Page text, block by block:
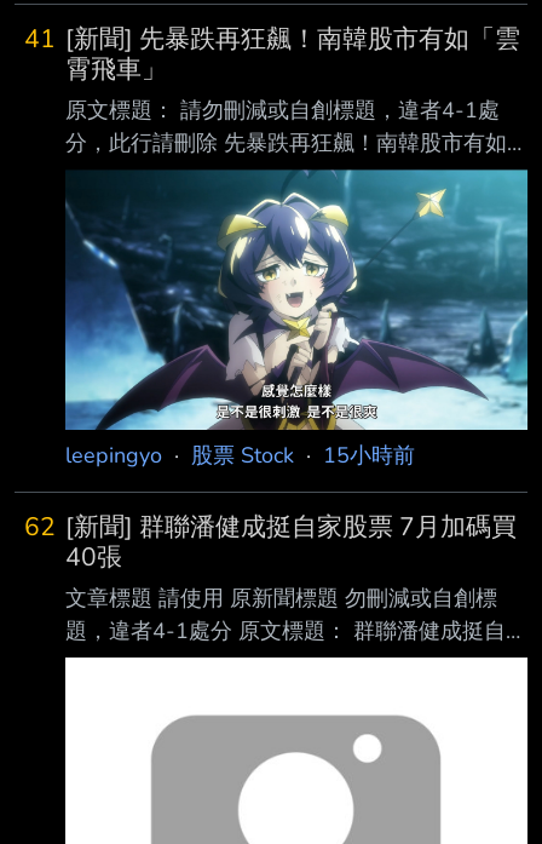
41 [新聞] 先暴跌再狂飆！南韓股市有如「雲
霄飛車」
原文標題： 請勿刪減或自創標題，違者4-1處
分，此行請刪除 先暴跌再狂飆！南韓股市有如
「雲霄飛車」般瘋狂走勢，讓無數散戶陷入恐慌
原文連結： 網址超過一行，請用縮網址，連結
不能點擊者板規 1-2-2 處分。
https://www.storm.mg/article/11154299 發布
時間： 請勿張貼超過3天新聞 8/5 記者署名： 原
文內容： 「這不再是一個由企業基本面驅動的
股市，根本是用擲硬幣決定！」 經歷韓國股市
史上最驚心動魄的一週之後，一位韓國投資人在
X（前 Twitter）平台上， 寫下自己無
leepingyo · 股票 Stock · 15小時前
62 [新聞] 群聯潘健成挺自家股票 7月加碼買
40張
文章標題 請使用 原新聞標題 勿刪減或自創標
題，違者4-1處分 原文標題： 群聯潘健成挺自家
股票 7月加碼買40張請勿刪減或自創標題，違者
https://www.ctee.com.tw/news/202608057015
01-430502網址超過一行，請 用縮網址，連結
不能點擊者板規 1-2-2 處分。 發布時間：
2026.08.05 16:35 請勿張貼超過3天新聞 記者